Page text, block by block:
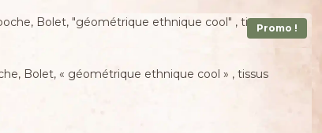
Promo !
Bolet, « géométrique ethnique cool » , tissus